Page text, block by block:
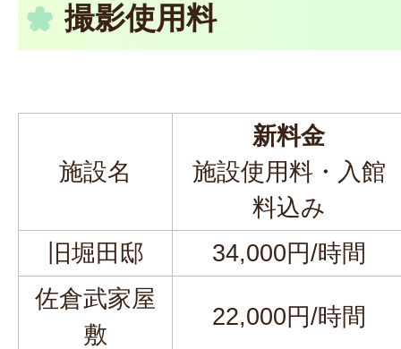
撮影使用料
施設名
新料金
施設使用料・入館
料込み
旧堀田邸
34,000円/時間
佐倉武家屋
敷
22,000円/時間